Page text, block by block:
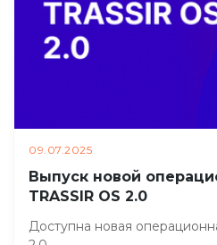
09.07.2025
Выпуск новой
TRASSIR OS 2.0
Доступна новая